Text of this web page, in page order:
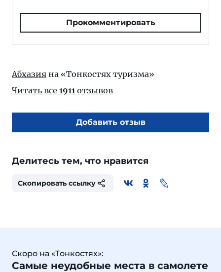
Прокомментировать
Абхазия на «Тонкостях туризма»
Читать все 1911 отзывов
Добавить отзыв
Делитесь тем, что нравится
Скопировать ссылку
Скоро на «Тонкостях»:
Самые неудобные места в самолете